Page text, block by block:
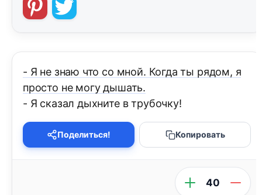
- Я не знаю что со мной. Когда ты рядом, я
просто не могу дышать.
- Я сказал дыхните в трубочку!
Поделиться! Копировать
40